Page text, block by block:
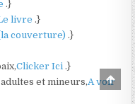
.}
livre.}
couverture).}
Clicker Ici.}
et mineurs,A voir
to
Top